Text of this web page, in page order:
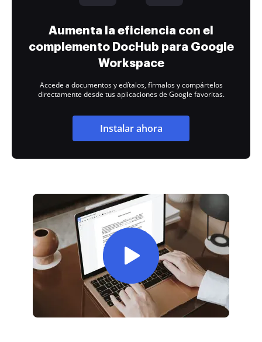
Aumenta la eficiencia con el
complemento DocHub para Google
Workspace
Accede a documentos y edítalos, fírmalos y compártelos
directamente desde tus aplicaciones de Google favoritas.
Instalar ahora